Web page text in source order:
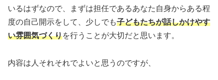
いるはずなので、まずは担任であるあなた自身からある程
度の自己開示をして、少しでも子どもたちが話しかけやす
い雰囲気づくりを行うことが大切だと思います。
内容は人それそれでよいと思うのですが、